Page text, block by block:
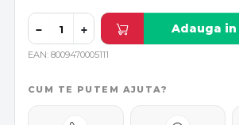
EAN 8009470005111
− + Adauga in
CUM TE PUTEM AJUTA?